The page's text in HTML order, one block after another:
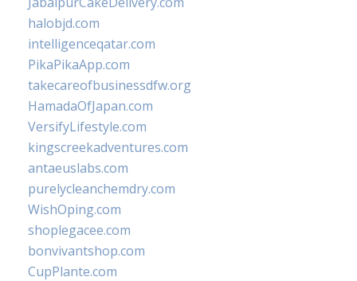
halobjd.com
intelligenceqatar.com
PikaPikaApp.com
takecareofbusinessdfw.org
HamadaOfJapan.com
VersifyLifestyle.com
kingscreekadventures.com
antaeuslabs.com
purelycleanchemdry.com
WishOping.com
shoplegacee.com
bonvivantshop.com
CupPlante.com